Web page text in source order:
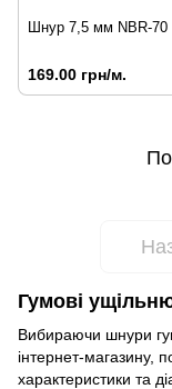
Шнур 7,5 мм NBR-70
169.00 грн/м.
Гумові
Вибираючи шнури
інтернет-магазину,
характеристики та